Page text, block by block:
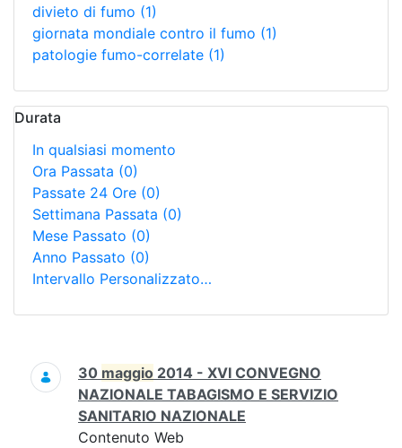
divieto di fumo (1)
giornata mondiale contro il fumo (1)
patologie fumo-correlate (1)
Durata
In qualsiasi momento
Ora Passata (0)
Passate 24 Ore (0)
Settimana Passata (0)
Mese Passato (0)
Anno Passato (0)
Intervallo Personalizzato…
Ricerca
30 maggio 2014 - XVI CONVEGNO
NAZIONALE TABAGISMO E SERVIZIO
SANITARIO NAZIONALE
Contenuto Web